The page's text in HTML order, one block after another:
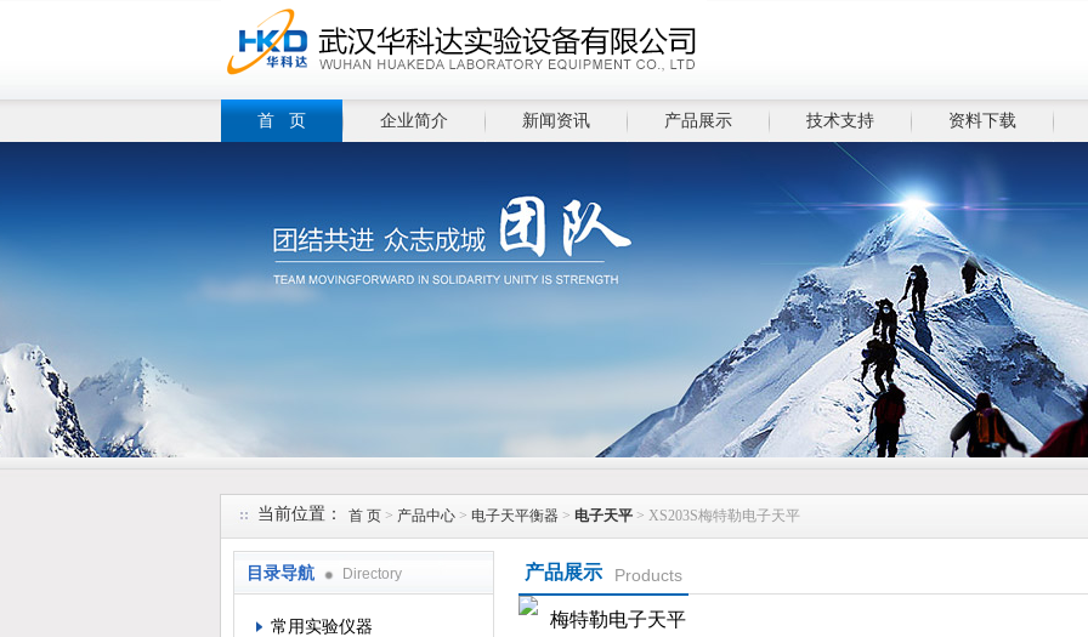
首 页 企业简介 新闻资讯 产品展示 技术支持 资料下载
当前位置： 首 页 > 产品中心 > 电子天平衡器 > 电子天平 > XS203S梅特勒电子天平
目录导航 Directory
常用实验仪器
产品展示 Products
梅特勒电子天平